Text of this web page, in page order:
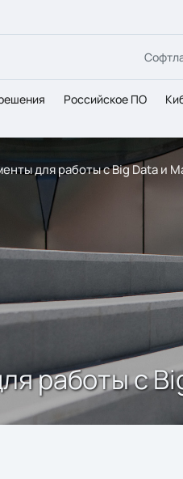
Российское ПО
для работы с Big Data и
работы с